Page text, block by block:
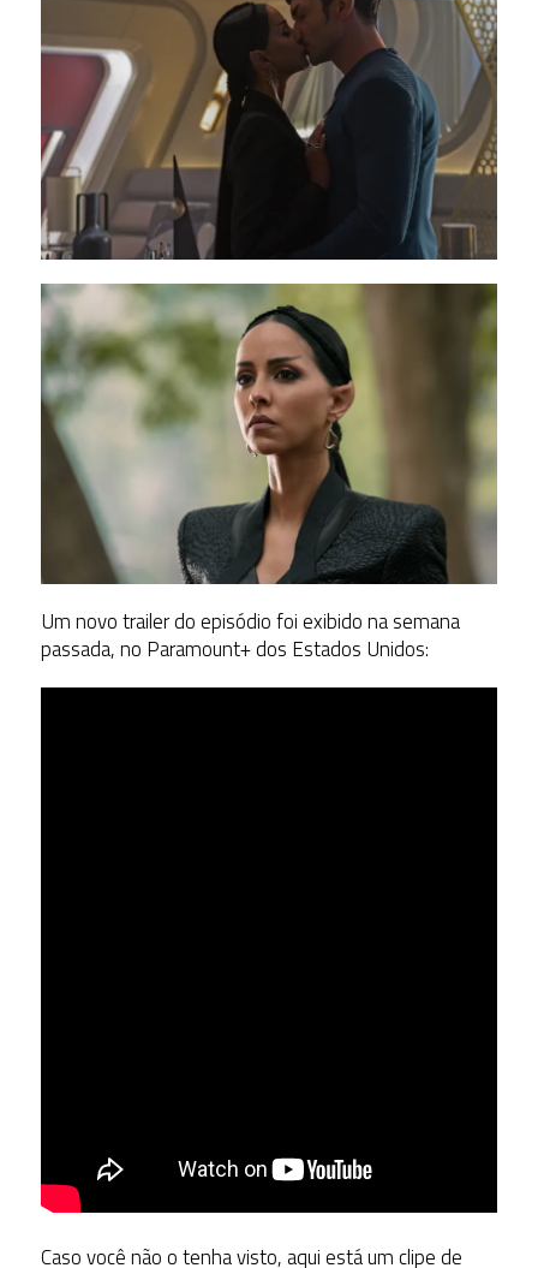
Um novo trailer do episódio foi exibido na semana
passada, no Paramount+ dos Estados Unidos:
Caso você não o tenha visto, aqui está um clipe de